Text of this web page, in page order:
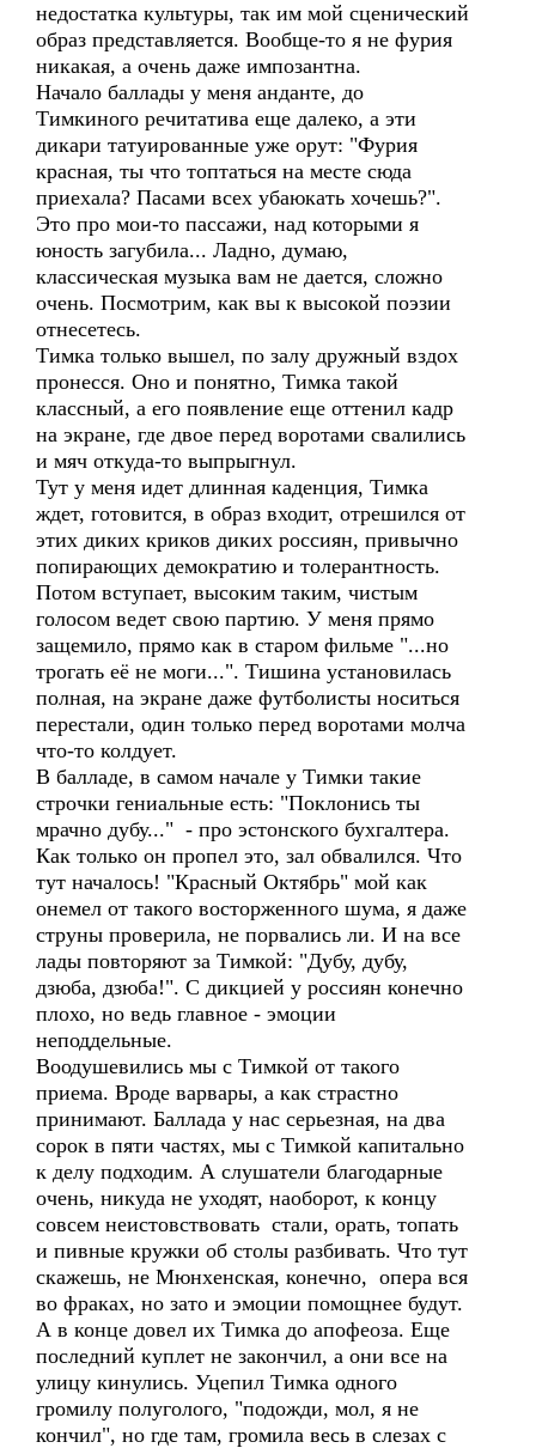
недостатка культуры, так им мой сценический
образ представляется. Вообще-то я не фурия
никакая, а очень даже импозантна.
Начало баллады у меня анданте, до
Тимкиного речитатива еще далеко, а эти
дикари татуированные уже орут: "Фурия
красная, ты что топтаться на месте сюда
приехала? Пасами всех убаюкать хочешь?".
Это про мои-то пассажи, над которыми я
юность загубила... Ладно, думаю,
классическая музыка вам не дается, сложно
очень. Посмотрим, как вы к высокой поэзии
отнесетесь.
Тимка только вышел, по залу дружный вздох
пронесся. Оно и понятно, Тимка такой
классный, а его появление еще оттенил кадр
на экране, где двое перед воротами свалились
и мяч откуда-то выпрыгнул.
Тут у меня идет длинная каденция, Тимка
ждет, готовится, в образ входит, отрешился от
этих диких криков диких россиян, привычно
попирающих демократию и толерантность.
Потом вступает, высоким таким, чистым
голосом ведет свою партию. У меня прямо
защемило, прямо как в старом фильме "...но
трогать её не моги...". Тишина установилась
полная, на экране даже футболисты носиться
перестали, один только перед воротами молча
что-то колдует.
В балладе, в самом начале у Тимки такие
строчки гениальные есть: "Поклонись ты
мрачно дубу..." - про эстонского бухгалтера.
Как только он пропел это, зал обвалился. Что
тут началось! "Красный Октябрь" мой как
онемел от такого восторженного шума, я даже
струны проверила, не порвались ли. И на все
лады повторяют за Тимкой: "Дубу, дубу,
дзюба, дзюба!". С дикцией у россиян конечно
плохо, но ведь главное - эмоции
неподдельные.
Воодушевились мы с Тимкой от такого
приема. Вроде варвары, а как страстно
принимают. Баллада у нас серьезная, на два
сорок в пяти частях, мы с Тимкой капитально
к делу подходим. А слушатели благодарные
очень, никуда не уходят, наоборот, к концу
совсем неистовствовать стали, орать, топать
и пивные кружки об столы разбивать. Что тут
скажешь, не Мюнхенская, конечно, опера вся
во фраках, но зато и эмоции помощнее будут.
А в конце довел их Тимка до апофеоза. Еще
последний куплет не закончил, а они все на
улицу кинулись. Уцепил Тимка одного
громилу полуголого, "подожди, мол, я не
кончил", но где там, громила весь в слезах с